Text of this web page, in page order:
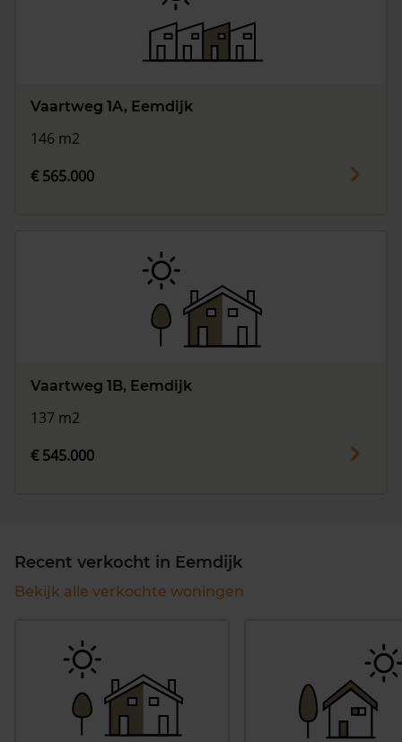
Vaartweg 1A, Eemdijk
146 m2
€ 565.000
Vaartweg 1B, Eemdijk
137 m2
€ 545.000
Recent verkocht in Eemdijk
Bekijk alle verkochte woningen